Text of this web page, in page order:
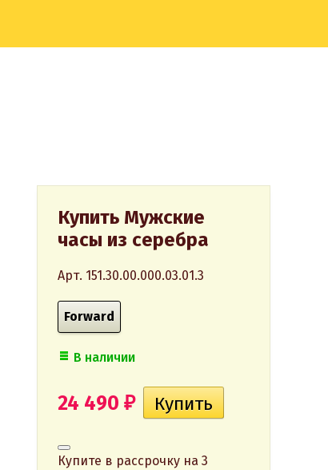
Купить Мужские
часы из серебра
Арт. 151.30.00.000.03.01.3
Forward
В наличии
24 490 ₽
Купите в рассрочку на 3